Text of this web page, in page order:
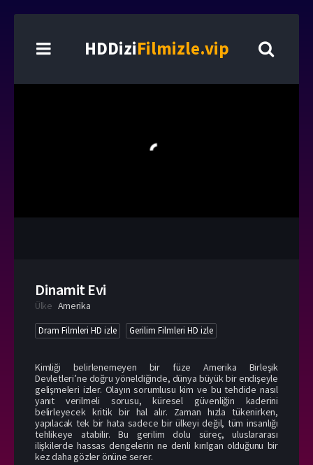
HDDiziFilmizle.vip
Dinamit Evi
Ülke Amerika
Dram Filmleri HD izle Gerilim Filmleri HD izle
Kimliği belirlenemeyen bir füze Amerika Birleşik
Devletleri’ne doğru yöneldiğinde, dünya büyük bir endişeyle
gelişmeleri izler. Olayın sorumlusu kim ve bu tehdide nasıl
yanıt verilmeli sorusu, küresel güvenliğin kaderini
belirleyecek kritik bir hal alır. Zaman hızla tükenirken,
yapılacak tek bir hata sadece bir ülkeyi değil, tüm insanlığı
tehlikeye atabilir. Bu gerilim dolu süreç, uluslararası
ilişkilerde hassas dengelerin ne denli kırılgan olduğunu bir
kez daha gözler önüne serer.